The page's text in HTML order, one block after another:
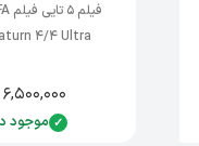
4/4 Ultra
موجود
۶,۵۰۰,۰۰۰